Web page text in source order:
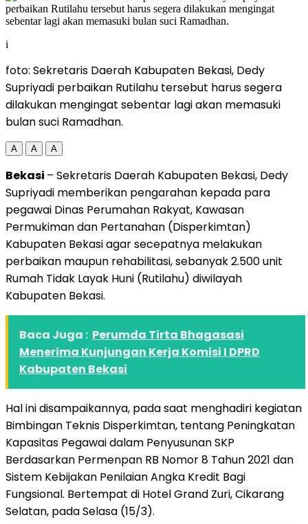
i
foto: Sekretaris Daerah Kabupaten Bekasi, Dedy
Supriyadi perbaikan Rutilahu tersebut harus segera
dilakukan mengingat sebentar lagi akan memasuki
bulan suci Ramadhan.
A A A
Bekasi – Sekretaris Daerah Kabupaten Bekasi, Dedy
Supriyadi memberikan pengarahan kepada para
pegawai Dinas Perumahan Rakyat, Kawasan
Permukiman dan Pertanahan (Disperkimtan)
Kabupaten Bekasi agar secepatnya melakukan
perbaikan maupun rehabilitasi, sebanyak 2.500 unit
Rumah Tidak Layak Huni (Rutilahu) diwilayah
Kabupaten Bekasi.
Baca Juga : Perumda Tirta Bhagasasi
Menerima Kunjungan Kerja Komisi I DPRD
Kabupaten Bekasi
Hal ini disampaikannya, pada saat menghadiri kegiatan
Bimbingan Teknis Disperkimtan, tentang Peningkatan
Kapasitas Pegawai dalam Penyusunan SKP
Berdasarkan Permenpan RB Nomor 8 Tahun 2021 dan
Sistem Kebijakan Penilaian Angka Kredit Bagi
Fungsional. Bertempat di Hotel Grand Zuri, Cikarang
Selatan, pada Selasa (15/3).